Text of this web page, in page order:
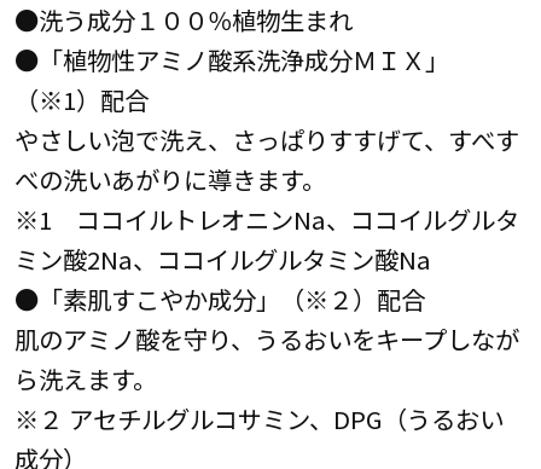
●洗う成分１００％植物生まれ
●「植物性アミノ酸系洗浄成分ＭＩＸ」
（※1）配合
やさしい泡で洗え、さっぱりすすげて、すべす
べの洗いあがりに導きます。
※1 ココイルトレオニンNa、ココイルグルタ
ミン酸2Na、ココイルグルタミン酸Na
●「素肌すこやか成分」（※２）配合
肌のアミノ酸を守り、うるおいをキープしなが
ら洗えます。
※２ アセチルグルコサミン、DPG（うるおい
成分）